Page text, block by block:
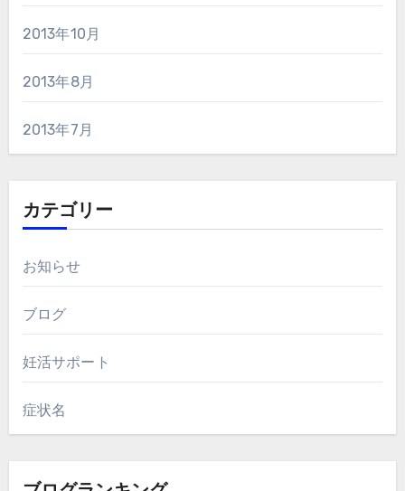
2013年10月
2013年8月
2013年7月
カテゴリー
お知らせ
ブログ
妊活サポート
症状名